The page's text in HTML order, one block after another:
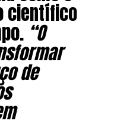
científico
“O
de